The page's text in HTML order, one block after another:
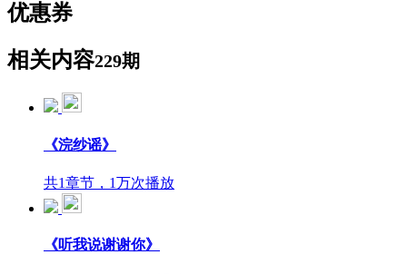
优惠券
相关内容229期
《浣纱谣》
共1章节，1万次播放
《听我说谢谢你》